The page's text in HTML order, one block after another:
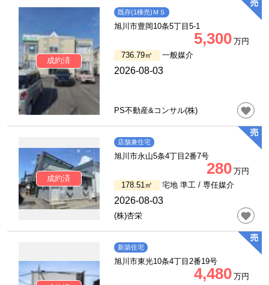
成約済
既存(1棟売)ＭＳ
旭川市豊岡10条5丁目5-1
5,300 万円
736.79㎡
一般媒介
2026-08-03
PS不動産&コンサル(株)
成約済
店舗兼住宅
旭川市永山5条4丁目2番7号
280 万円
178.51㎡
宅地 準工 / 専任媒介
2026-08-03
(株)杏栄
新築住宅
旭川市東光10条4丁目2番19号
4,480 万円